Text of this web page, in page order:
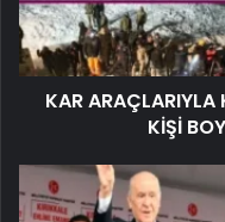
KAR
KİŞİ